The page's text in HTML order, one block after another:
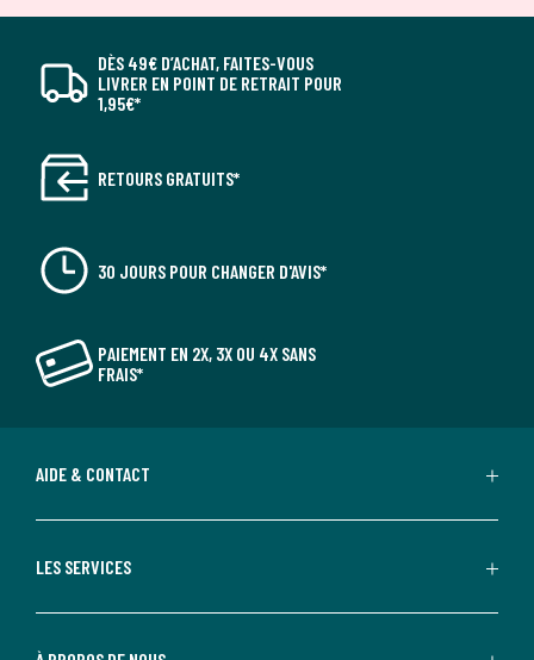
DÈS 49€ D’ACHAT, FAITES-VOUS
LIVRER EN POINT DE RETRAIT POUR
1,95€*
RETOURS GRATUITS*
30 JOURS POUR CHANGER D'AVIS*
PAIEMENT EN 2X, 3X OU 4X SANS
FRAIS*
AIDE & CONTACT
LES SERVICES